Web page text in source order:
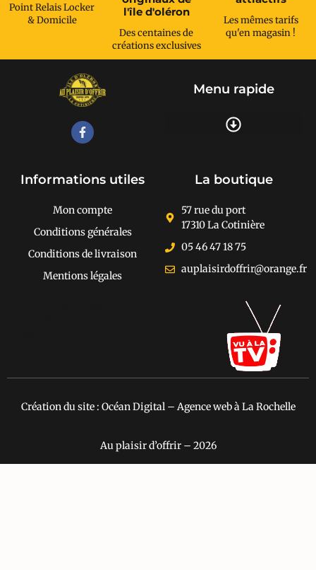
Point Relais Locker
& Domicile
l'île d'oléron
Des centaines de
créations exclusives
Les mêmes tarifs
qu'en magasin !
Menu rapide
Informations utiles
Mon compte
Conditions générales
Conditions de livraison
Mentions légales
La boutique
57 rue du port
17310 La Cotinière
05 46 47 18 75
auplaisirdoffrir@orange.fr
Création du site : Océan Digital – Agence web à La Rochelle
Au plaisir d’offrir – 2026